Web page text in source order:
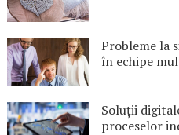
Probleme la
în echipe
Soluții
proceselor